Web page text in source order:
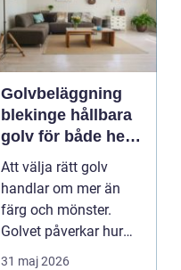
Golvbeläggning
blekinge hållbara
golv för både hem
och företag
Att välja rätt golv
handlar om mer än
färg och mönster.
Golvet påverkar hur
rummet upplevs, hur
31 maj 2026